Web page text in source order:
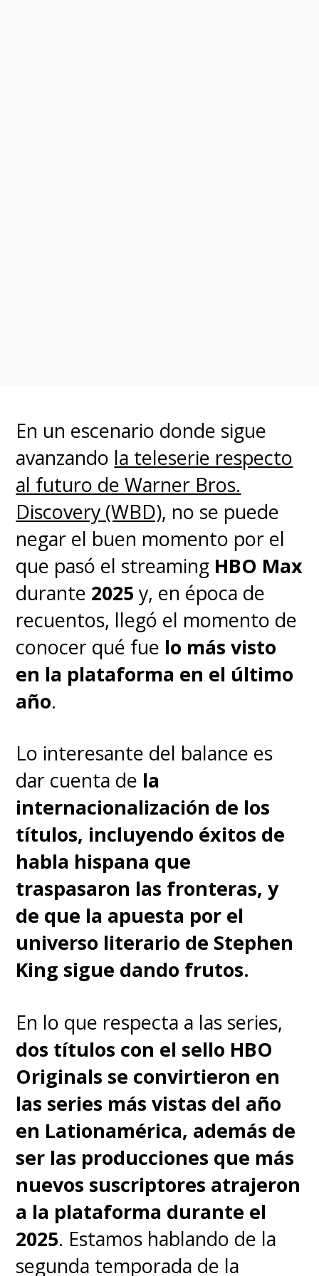
público,lacual muestra al
elenco deEl Chavo del
8 preparándose para un evento
benéfico.
Ahí vemos a Ochoa como
María Antonieta de las
Nieves, Arturo Barbara como
Rubén Aguirre, Andrea Noli
como Angelines
Fernández
queJorge Luis Morenoda vida
aHoracio Gómez
Bolaños, quien intenta dar
ánimos a su decaído hermano.
Es entonces que viajamos al
pasado,en el que Horacio y
Roberto van un circo junto a
su madre Elsa (Karina Gidi) y
descubrimos de dónde viene
aquel famoso gorro de El
Chavo y su icónica frase que,
de paso, da título a la serie.
En un escenario donde sigue
avanzando la teleserie respecto
al futuro de Warner Bros.
Discovery (WBD), no se puede
negar el buen momento por el
que pasó el streaming HBO Max
durante 2025 y, en época de
recuentos, llegó el momento de
conocer qué fue lo más visto
en la plataforma en el último
año.
Lo interesante del balance es
dar cuenta de la
internacionalización de los
títulos, incluyendo éxitos de
habla hispana que
traspasaron las fronteras, y
de que la apuesta por el
universo literario de Stephen
King sigue dando frutos.
En lo que respecta a las series,
dos títulos con el sello HBO
Originals se convirtieron en
las series más vistas del año
en Lationamérica, además de
ser las producciones que más
nuevos suscriptores atrajeron
a la plataforma durante el
2025. Estamos hablando de la
segunda temporada de la